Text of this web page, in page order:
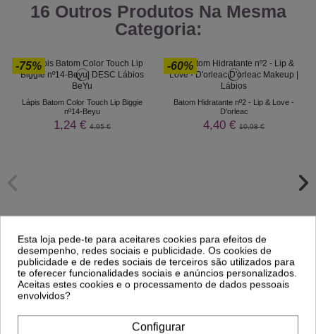
16 Outros Produtos Na Mesma
Categoria:
-75%
Lápis Batom Color Touch Lip Biggie
nº14-Beyu
1,24 € 4,95 €
-60%
Batom Hidratante nº2 - Lip & Love -
D'orleac
4,40 € 10,98 €
Esta loja pede-te para aceitares cookies para efeitos de
desempenho, redes sociais e publicidade. Os cookies de
publicidade e de redes sociais de terceiros são utilizados para
te oferecer funcionalidades sociais e anúncios personalizados.
Aceitas estes cookies e o processamento de dados pessoais
envolvidos?
Configurar